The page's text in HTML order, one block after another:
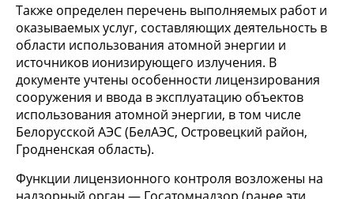
Также определен перечень выполняемых работ и
оказываемых услуг, составляющих деятельность в
области использования атомной энергии и
источников ионизирующего излучения. В
документе учтены особенности лицензирования
сооружения и ввода в эксплуатацию объектов
использования атомной энергии, в том числе
Белорусской АЭС (БелАЭС, Островецкий район,
Гродненская область).
Функции лицензионного контроля возложены на